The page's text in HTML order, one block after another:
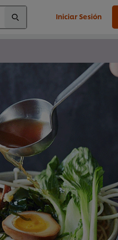
Iniciar Sesión